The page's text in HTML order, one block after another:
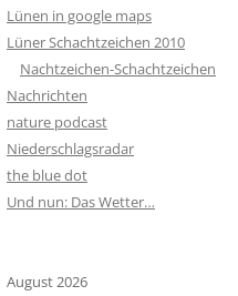
Lünen in google maps
Lüner Schachtzeichen 2010
Nachtzeichen-Schachtzeichen
Nachrichten
nature podcast
Niederschlagsradar
the blue dot
Und nun: Das Wetter…
August 2026